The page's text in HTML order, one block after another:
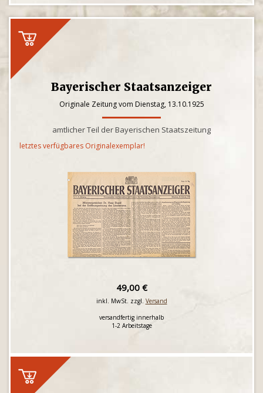
Bayerischer Staatsanzeiger
Originale Zeitung vom Dienstag, 13.10.1925
amtlicher Teil der Bayerischen Staatszeitung
letztes verfügbares Originalexemplar!
49,00 €
inkl. MwSt. zzgl. Versand
versandfertig innerhalb
1-2 Arbeitstage